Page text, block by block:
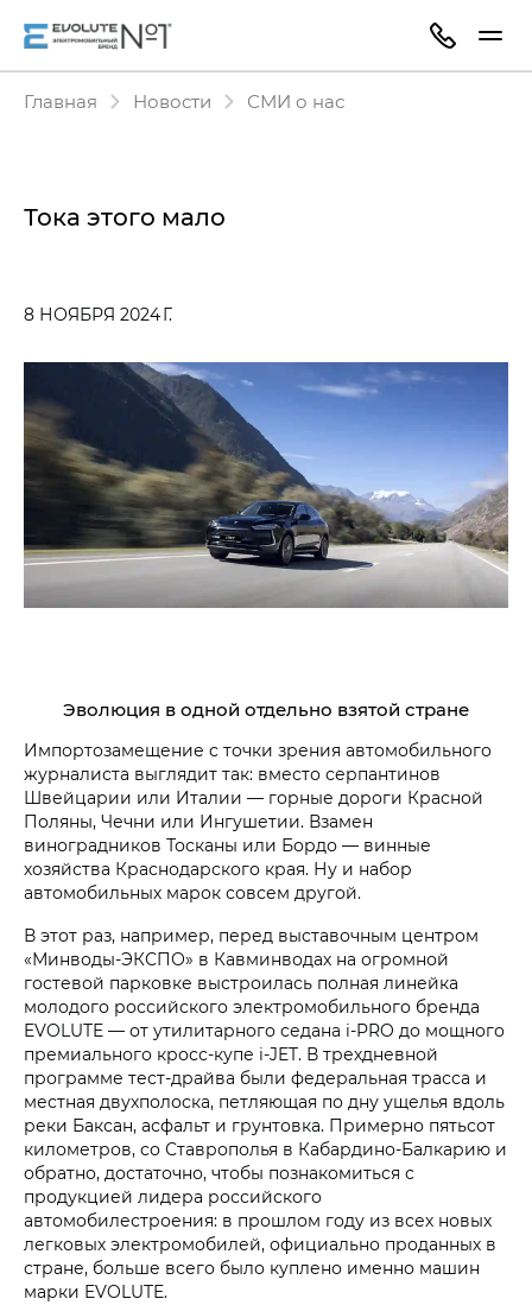
Главная Новости СМИ о нас
Тока этого мало
8 НОЯБРЯ 2024 Г.
Эволюция в одной отдельно взятой стране
Импортозамещение с точки зрения автомобильного
журналиста выглядит так: вместо серпантинов
Швейцарии или Италии — горные дороги Красной
Поляны, Чечни или Ингушетии. Взамен
виноградников Тосканы или Бордо — винные
хозяйства Краснодарского края. Ну и набор
автомобильных марок совсем другой.
В этот раз, например, перед выставочным центром
«Минводы-ЭКСПО» в Кавминводах на огромной
гостевой парковке выстроилась полная линейка
молодого российского электромобильного бренда
EVOLUTE — от утилитарного седана i‑PRO до мощного
премиального кросс-купе i‑JET. В трехдневной
программе тест-драйва были федеральная трасса и
местная двухполоска, петляющая по дну ущелья вдоль
реки Баксан, асфальт и грунтовка. Примерно пятьсот
километров, со Ставрополья в Кабардино-Балкарию и
обратно, достаточно, чтобы познакомиться с
продукцией лидера российского
автомобилестроения: в прошлом году из всех новых
легковых электромобилей, официально проданных в
стране, больше всего было куплено именно машин
марки EVOLUTE.